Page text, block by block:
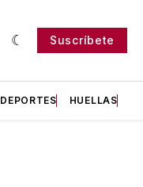
Suscríbete
DEPORTES HUELLAS